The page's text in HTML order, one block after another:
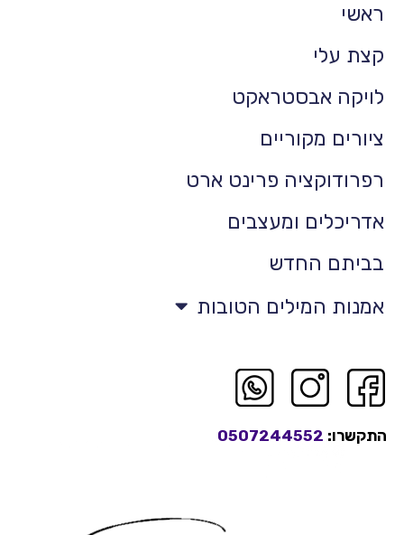
ראשי
קצת עלי
לויקה אבסטראקט
ציורים מקוריים
רפרודוקציה פרינט ארט
אדריכלים ומעצבים
בביתם החדש
אמנות המילים הטובות
התקשרו: 0507244552